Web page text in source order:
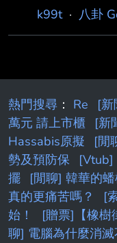
會下跌了阿 這
k99t· 八卦
熱門搜尋 ： Re
[
萬元 請上市櫃
[新
Hassabis原擬
[閒
勢及預防保
[Vtub]
擺
[閒聊] 韓華的
真的更痛苦嗎？
[
始！
[贈票]【橡樹
聊] 電腦為什麼消滅